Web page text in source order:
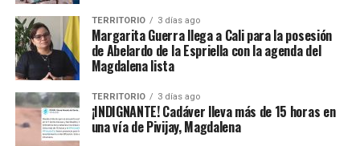
TERRITORIO 3 días ago
Margarita Guerra llega a Cali para la posesión
de Abelardo de la Espriella con la agenda del
Magdalena lista
TERRITORIO 3 días ago
¡INDIGNANTE! Cadáver lleva más de 15 horas en
una vía de Pivijay, Magdalena